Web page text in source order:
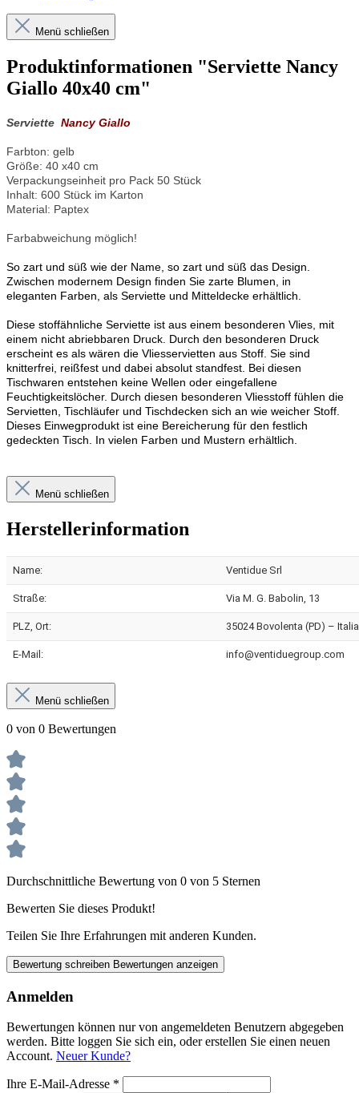
Menü schließen
Produktinformationen "Serviette Nancy
Giallo 40x40 cm"
Serviette Nancy Giallo
Farbton: gelb
Größe: 40 x40 cm
Verpackungseinheit pro Pack 50 Stück
Inhalt: 600 Stück im Karton
Material: Paptex
Farbabweichung möglich!
So zart und süß wie der Name, so zart und süß das Design.
Zwischen modernem Design finden Sie zarte Blumen, in
eleganten Farben, als Serviette und Mitteldecke erhältlich.
Diese stoffähnliche Serviette ist aus einem besonderen Vlies, mit
einem nicht abriebbaren Druck. Durch den besonderen Druck
erscheint es als wären die Vliesservietten aus Stoff. Sie sind
knitterfrei, reißfest und dabei absolut standfest. Bei diesen
Tischwaren entstehen keine Wellen oder eingefallene
Feuchtigkeitslöcher. Durch diesen besonderen Vliesstoff fühlen die
Servietten, Tischläufer und Tischdecken sich an wie weicher Stoff.
Dieses Einwegprodukt ist eine Bereicherung für den festlich
gedeckten Tisch. In vielen Farben und Mustern erhältlich.
Menü schließen
Herstellerinformation
Name: Ventidue Srl
Straße: Via M. G. Babolin, 13
PLZ, Ort: 35024 Bovolenta (PD) – Italia
E-Mail: info@ventiduegroup.com
Menü schließen
0 von 0 Bewertungen
Durchschnittliche Bewertung von 0 von 5 Sternen
Bewerten Sie dieses Produkt!
Teilen Sie Ihre Erfahrungen mit anderen Kunden.
Bewertung schreiben Bewertungen anzeigen
Anmelden
Bewertungen können nur von angemeldeten Benutzern abgegeben
werden. Bitte loggen Sie sich ein, oder erstellen Sie einen neuen
Account. Neuer Kunde?
Ihre E-Mail-Adresse *